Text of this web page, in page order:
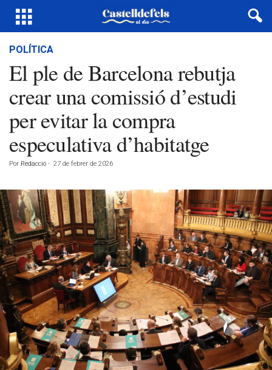
POLÍTICA
El ple de Barcelona rebutja
crear una comissió d’estudi
per evitar la compra
especulativa d’habitatge
Por Redacció - 27 de febrer de 2026